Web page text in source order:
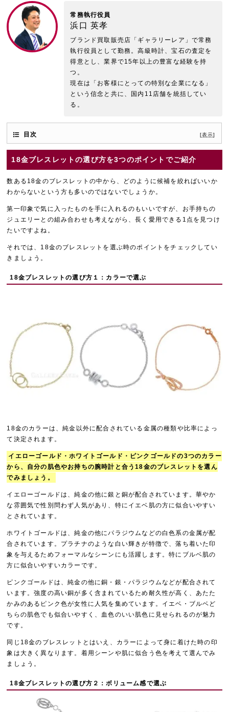
常務執行役員
浜口 英孝
ブランド買取販売店「ギャラリーレア」で常務
執行役員として勤務。高級時計、宝石の査定を
得意とし、業界で15年以上の豊富な経験を持
つ。
現在は「お客様にとっての特別な企業になる」
という信念と共に、国内11店舗を統括してい
る。
目次 [表示]
18金ブレスレットの選び方を3つのポイントでご紹介
数ある18金のブレスレットの中から、どのように候補を絞ればいいか
わからないという方も多いのではないでしょうか。
第一印象で気に入ったものを手に入れるのもいいですが、お手持ちの
ジュエリーとの組み合わせも考えながら、長く愛用できる1点を見つけ
たいですよね。
それでは、18金のブレスレットを選ぶ時のポイントをチェックしてい
きましょう。
18金ブレスレットの選び方１：カラーで選ぶ
18金のカラーは、純金以外に配合されている金属の種類や比率によっ
て決定されます。
イエローゴールド・ホワイトゴールド・ピンクゴールドの3つのカラー
から、自分の肌色やお持ちの腕時計と合う18金のブレスレットを選ん
でみましょう。
イエローゴールドは、純金の他に銀と銅が配合されています。華やか
な雰囲気で性別問わず人気があり、特にイエベ肌の方に似合いやすい
とされています。
ホワイトゴールドは、純金の他にパラジウムなどの白色系の金属が配
合されています。プラチナのような白い輝きが特徴で、落ち着いた印
象を与えるためフォーマルなシーンにも活躍します。特にブルベ肌の
方に似合いやすいカラーです。
ピンクゴールドは、純金の他に銅・銀・パラジウムなどが配合されて
います。強度の高い銅が多く含まれているため耐久性が高く、あたた
かみのあるピンク色が女性に人気を集めています。イエベ・ブルベど
ちらの肌色でも似合いやすく、血色のいい肌色に見せられるのが魅力
です。
同じ18金のブレスレットとはいえ、カラーによって身に着けた時の印
象は大きく異なります。着用シーンや肌に似合う色を考えて選んでみ
ましょう。
18金ブレスレットの選び方２：ボリューム感で選ぶ